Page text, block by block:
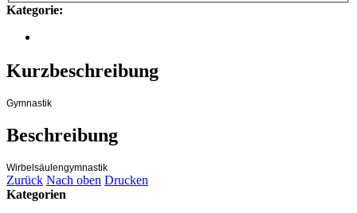
Kategorie:
Kurzbeschreibung
Gymnastik
Beschreibung
Wirbelsäulengymnastik
Zurück Nach oben Drucken
Kategorien